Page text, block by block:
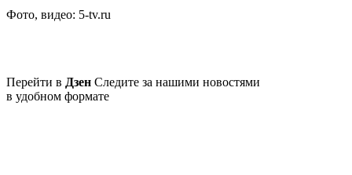
Фото, видео: 5-tv.ru
Перейти в Дзен Следите за нашими новостями
в удобном формате